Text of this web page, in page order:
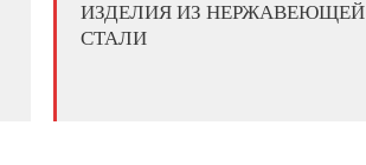
ИЗДЕЛИЯ ИЗ НЕРЖАВЕЮЩЕЙ
СТАЛИ